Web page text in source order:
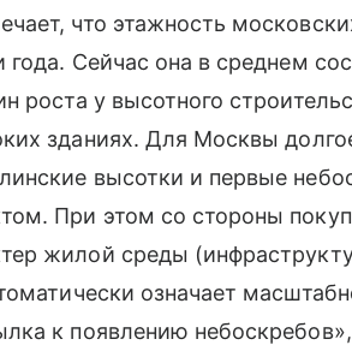
что этажность
Сейчас она в среднем
роста у высотного
зданиях. Для Москвы
высотки и первые
При этом со стороны
жилой среды
означает
к появлению